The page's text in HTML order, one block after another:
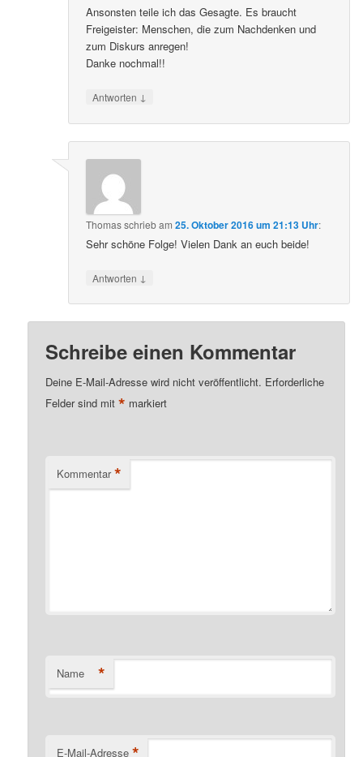
Ansonsten teile ich das Gesagte. Es braucht
Freigeister: Menschen, die zum Nachdenken und
zum Diskurs anregen!
Danke nochmal!!
Antworten ↓
Thomasschriebam25. Oktober 2016 um 21:13 Uhr:
Sehr schöne Folge! Vielen Dank an euch beide!
Antworten ↓
Schreibe einen Kommentar
Deine E-Mail-Adresse wird nicht veröffentlicht. Erforderliche
Felder sind mit* markiert
Kommentar *
Name *
E-Mail-Adresse